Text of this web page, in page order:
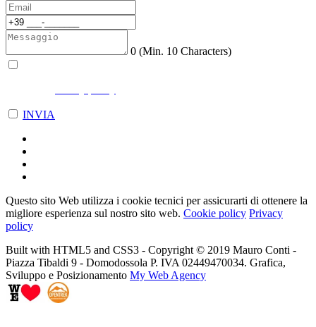
0 (Min. 10 Characters)
INVIA
Questo sito Web utilizza i cookie tecnici per assicurarti di ottenere la
migliore esperienza sul nostro sito web. Cookie policy Privacy
policy
Built with HTML5 and CSS3 - Copyright © 2019 Mauro Conti -
Piazza Tibaldi 9 - Domodossola P. IVA 02449470034. Grafica,
Sviluppo e Posizionamento My Web Agency